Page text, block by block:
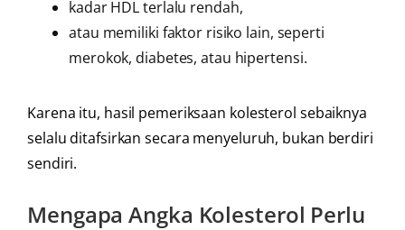
kadar HDL terlalu rendah,
atau memiliki faktor risiko lain, seperti
merokok, diabetes, atau hipertensi.
Karena itu, hasil pemeriksaan kolesterol sebaiknya
selalu ditafsirkan secara menyeluruh, bukan berdiri
sendiri.
Mengapa Angka Kolesterol Perlu